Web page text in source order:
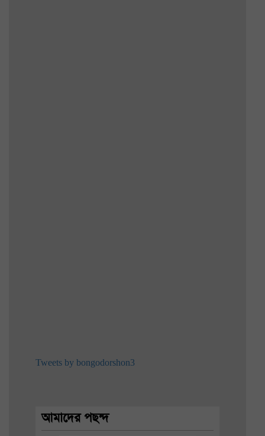
Tweets by bongodorshon3
আমাদের পছন্দ